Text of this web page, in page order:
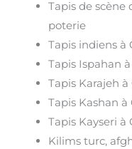
Tapis de scène
poterie
Tapis indiens à
Tapis Ispahan
Tapis Karajeh
Tapis Kashan
Tapis Kayseri
Kilims turc,